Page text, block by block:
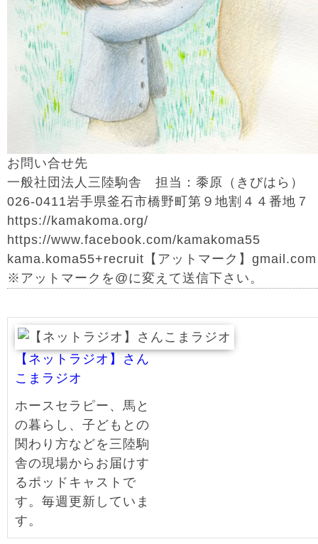
お問い合せ先
一般社団法人三陸駒舎 担当：黍原（きびはら）
026-0411岩手県釜石市橋野町第９地割４４番地７
https://kamakoma.org/
https://www.facebook.com/kamakoma55
kama.koma55+recruit【アットマーク】
※アットマークを@に変えて送信下さい。
【ネットラジオ】さん
こまラジオ
ホースセラピー、馬と
の暮らし、子どもとの
関わり方などを三陸駒
舎の現場からお届けす
るポッドキャストで
す。毎週更新していま
す。